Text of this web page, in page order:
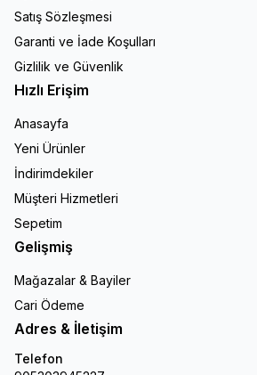
Satış Sözleşmesi
Garanti ve İade Koşulları
Gizlilik ve Güvenlik
Hızlı Erişim
Anasayfa
Yeni Ürünler
İndirimdekiler
Müşteri Hizmetleri
Sepetim
Gelişmiş
Mağazalar & Bayiler
Cari Ödeme
Adres & İletişim
Telefon